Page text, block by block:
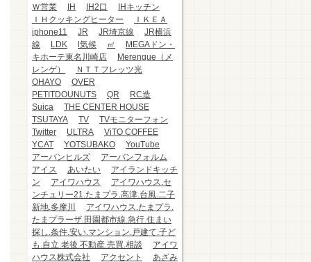
Ｗ営業
IH IH2口
IHキッチン
ＩＨクッキングヒーター
ＩＫＥＡ
iphone11
JR JR埼京線
JR横浜
線
LDK l気候 ㎡
MEGAドン・
キホーテ東名川崎店
Merengue（メ
レンゲ）
ＮＴＴフレッツ光
OHAYO
OVER
PETITDOUNUTS
QR
RC造
Suica
THE CENTER HOUSE
TSUTAYA
TV
TVモニターフォン
Twitter
ULTRA
ViTO COFFEE
YCAT
YOTSUBAKO
YouTube
アーバンヒルズ
アーバンフォルム
アイス
あいたい
アイランドキッチ
ン
アイワハウス
アイワハウス.セ
ンチュリー21.たまプラ.高津.台風.二子
新地.多摩川
アイワハウス.たまプラ.
たまプラーザ.田園都市線.急行.住まい
探し.条件.安い.マンション.戸建て.子ど
も.自立.老後.不動産.売買.相談
アイワ
ハウス株式会社
アクセント
あざみ